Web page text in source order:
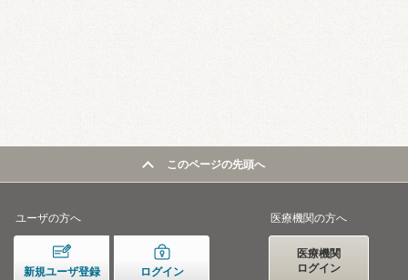
このページの先頭へ
ユーザの方へ
新規ユーザ登録 ログイン
医療機関の方へ
医療機関
ログイン